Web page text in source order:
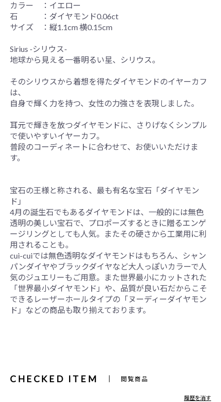
カラー ：イエロー
石 ：ダイヤモンド0.06ct
サイズ ：縦1.1cm 横0.15cm
Sirius -シリウス-
地球から見える一番明るい星、シリウス。
そのシリウスから着想を得たダイヤモンドのイヤーカフ
は、
自身で輝く力を持つ、女性の力強さを表現しました。
耳元で輝きを放つダイヤモンドに、さりげなくシンプル
で使いやすいイヤーカフ。
普段のコーディネートに合わせて、お使いいただけま
す。
宝石の王様と称される、最も有名な宝石「ダイヤモン
ド」
4月の誕生石でもあるダイヤモンドは、一般的には無色
透明の美しい宝石で、プロポーズするときに贈るエンゲ
ージリングとしても人気。またその硬さから工業用に利
用されることも。
cui-cuiでは無色透明なダイヤモンドはもちろん、シャン
パンダイヤやブラックダイヤなど大人っぽいカラーで人
気のジュエリーもご用意。また世界最小にカットされた
「世界最小ダイヤモンド」や、品質が良い石だからこそ
できるレーザーホールタイプの「ヌーディーダイヤモン
ド」などの商品も取り揃えております。
CHECKED ITEM 閲覧商品
履歴を消す